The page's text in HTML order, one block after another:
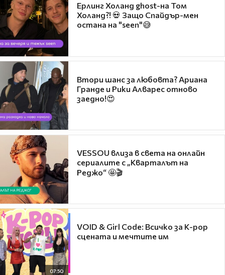
Ерлинг Холанд ghost-на Том
Холанд?! 💀 Защо Спайдър-мен
остана на "seen"😅
Втори шанс за любовта? Ариана
Гранде и Рики Алварес отново
заедно!😍
VESSOU влиза в света на онлайн
сериалите с „Кварталът на
Реджо“ 🤩🎬
07:50
VOID & Girl Code: Всичко за K-pop
сцената и мечтите им